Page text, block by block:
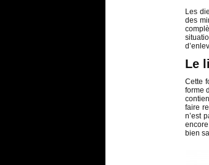
Les
des
Le
Cette
forme
faire
n’est
bien